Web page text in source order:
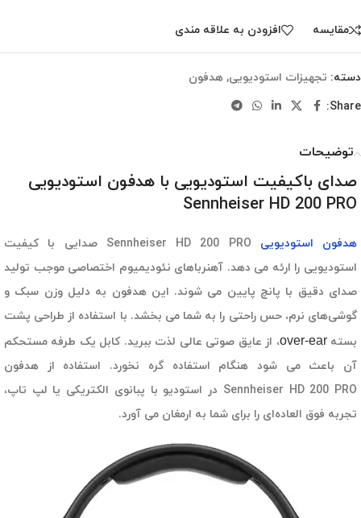
مقایسه افزودن به علاقه مندی
دسته: تجهیزات استودیویی, هدفون
Share:
توضیحات
صدای باکیفیت استودیویی با هدفون استودیویی
Sennheiser HD 200 PRO
هدفون استودیویی
Sennheiser HD 200 PRO صدایی با کیفیت
استودیویی را ارئه می دهد. آهنرباهای نئودیمیوم اختصاصی موجب تولید
صدای دقیق با پانچ پایین می شوند. این هدفون به دلیل وزن سبک و
گوشی‌های نرم، حس راحتی را به شما می بخشد. با استفاده از طراحی پشت
بستهover-ear، از عایق صوتی عالی لذت ببرید. کابل یک طرفه مستحکم
آن باعث می شود هنگام استفاده گره نخورد. استفاده از هدفون
Sennheiser HD 200 PRO در استودیو با پبانوی الکتریکی یا لپ تاپ،
تجربه فوق العاده‌ای را برای شما به ارمغان می آورد.